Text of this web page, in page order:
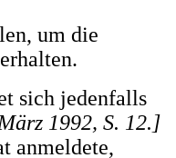
um die
sich jedenfalls
1992, S. 12.]
anmeldete,